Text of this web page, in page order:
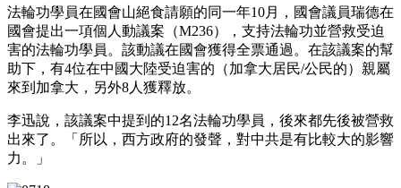
法輪功學員在國會山絕食請願的同一年10月，國會議員瑞德在
國會提出一項個人動議案（M236），支持法輪功並營救受迫
害的法輪功學員。該動議在國會獲得全票通過。在該議案的幫
助下，有4位在中國大陸受迫害的（加拿大居民/公民的）親屬
來到加拿大，另外8人獲釋放。
李迅說，該議案中提到的12名法輪功學員，後來都先後被營救
出來了。「所以，西方政府的發聲，對中共是有比較大的影響
力。」